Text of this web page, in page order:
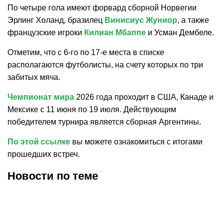
По четыре гола имеют форвард сборной Норвегии
Эрлинг Холанд, бразилец Винисиус Жуниор, а также
французские игроки Килиан Мбаппе и Усман Дембеле.
Отметим, что с 6-го по 17-е места в списке
располагаются футболисты, на счету которых по три
забитых мяча.
Чемпионат мира 2026 года проходит в США, Канаде и
Мексике с 11 июня по 19 июля. Действующим
победителем турнира является сборная Аргентины.
По этой ссылке вы можете ознакомиться с итогами
прошедших встреч.
Новости по теме